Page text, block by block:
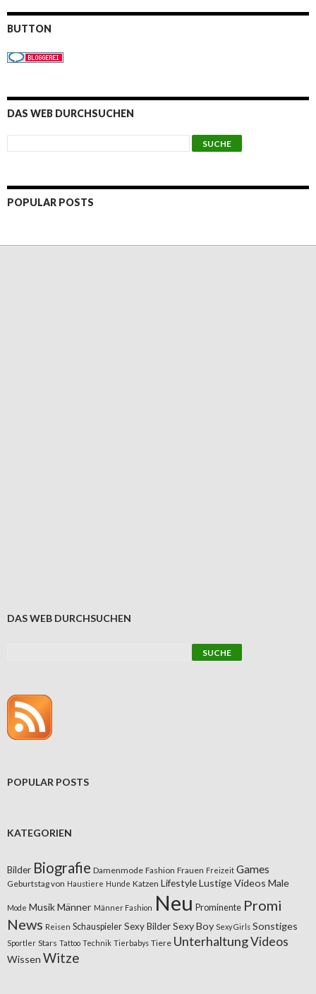
BUTTON
DAS WEB DURCHSUCHEN
POPULAR POSTS
DAS WEB DURCHSUCHEN
POPULAR POSTS
KATEGORIEN
Bilder Biografie Damenmode Fashion Frauen Freizeit Games
Geburtstag von Haustiere Hunde Katzen LifestyleLustige Videos Male
Mode MusikMänner Männer Fashion Neu Prominente Promi
News Reisen Schauspieler Sexy BilderSexy Boy Sexy Girls Sonstiges
Sportler Stars Tattoo Technik Tierbabys Tiere UnterhaltungVideos
Wissen Witze